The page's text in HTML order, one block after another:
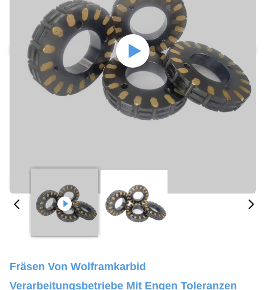
Fräsen Von Wolframkarbid
Verarbeitungsbetriebe Mit Engen Toleranzen